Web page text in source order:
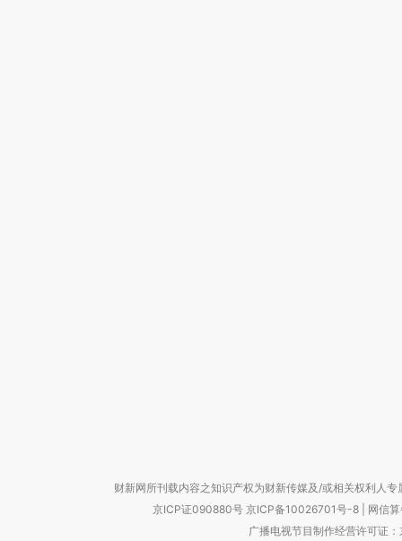
财新网所刊载内容之知识产权为财新传媒及/或相关权利人
京ICP证090880号 京ICP备10026701号-8
网信
广播电视节目制作经营许可证